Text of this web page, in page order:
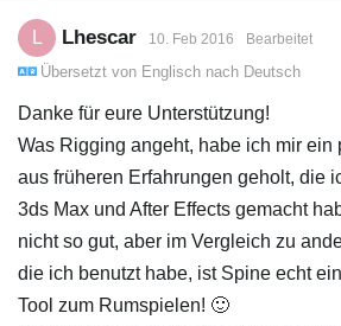
Lhescar 10. Feb 2016 Bearbeitet
Übersetzt von Englisch nach Deutsch
Danke für eure Unterstützung!
Was Rigging angeht, habe ich mir ein
aus früheren Erfahrungen geholt, die
3ds Max und After Effects gemacht
nicht so gut, aber im Vergleich zu
die ich benutzt habe, ist Spine echt
Tool zum Rumspielen! 🙂